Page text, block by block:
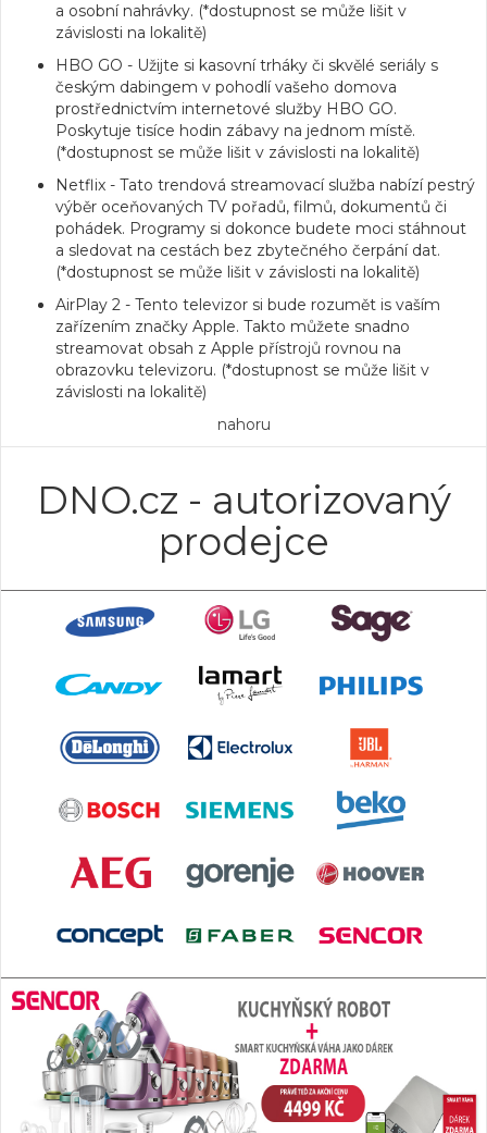
a osobní nahrávky. (*dostupnost se může lišit v
závislosti na lokalitě)
HBO GO - Užijte si kasovní trháky či skvělé seriály s
českým dabingem v pohodlí vašeho domova
prostřednictvím internetové služby HBO GO.
Poskytuje tisíce hodin zábavy na jednom místě.
(*dostupnost se může lišit v závislosti na lokalitě)
Netflix - Tato trendová streamovací služba nabízí pestrý
výběr oceňovaných TV pořadů, filmů, dokumentů či
pohádek. Programy si dokonce budete moci stáhnout
a sledovat na cestách bez zbytečného čerpání dat.
(*dostupnost se může lišit v závislosti na lokalitě)
AirPlay 2 - Tento televizor si bude rozumět is vaším
zařízením značky Apple. Takto můžete snadno
streamovat obsah z Apple přístrojů rovnou na
obrazovku televizoru. (*dostupnost se může lišit v
závislosti na lokalitě)
nahoru
DNO.cz - autorizovaný
prodejce